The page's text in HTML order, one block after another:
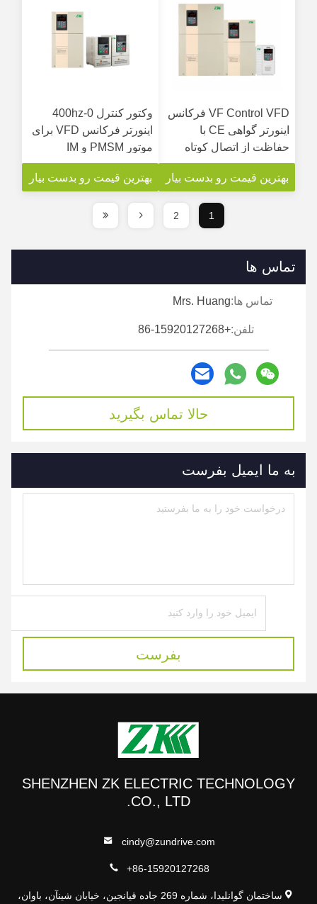
VF Control VFD فرکانس
اینورتر گواهی CE با
حفاظت از اتصال کوتاه
بهترین قیمت رو بدست بیار
وکتور کنترل 0-400hz
اینورتر فرکانس VFD برای
موتور PMSM و IM
بهترین قیمت رو بدست بیار
1
2
تماس ها
تماس ها:Mrs. Huang
تلفن:+86-15920127268
حالا تماس بگیرید
به ما ایمیل بفرست
بفرست
SHENZHEN ZK ELECTRIC TECHNOLOGY
CO., LTD.
cindy@zundrive.com
+86-15920127268
ساختمان گوانلیدا، شماره 269 جاده قیانجین، خیابان شینآن، باوان،